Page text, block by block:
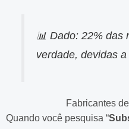
📊 Dado: 22% das
verdade, devidas
Fabricantes
Quando você pesquisa “